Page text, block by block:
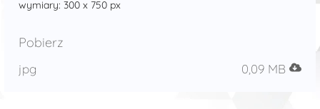
wymiary: 300 x 750 px
Pobierz
jpg 0,09 MB